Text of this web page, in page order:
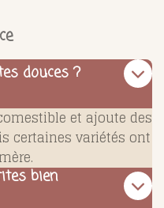
douces ?
et ajoute des
certaines variétés ont
bien